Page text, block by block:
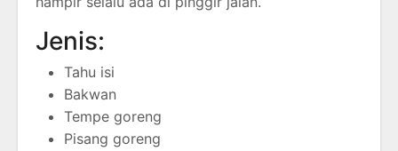
Jenis:
Tahu isi
Bakwan
Tempe goreng
Pisang goreng